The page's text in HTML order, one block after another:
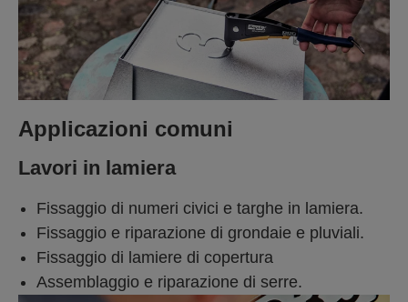
Applicazioni comuni
Lavori in lamiera
Fissaggio di numeri civici e targhe in lamiera.
Fissaggio e riparazione di grondaie e pluviali.
Fissaggio di lamiere di copertura
Assemblaggio e riparazione di serre.